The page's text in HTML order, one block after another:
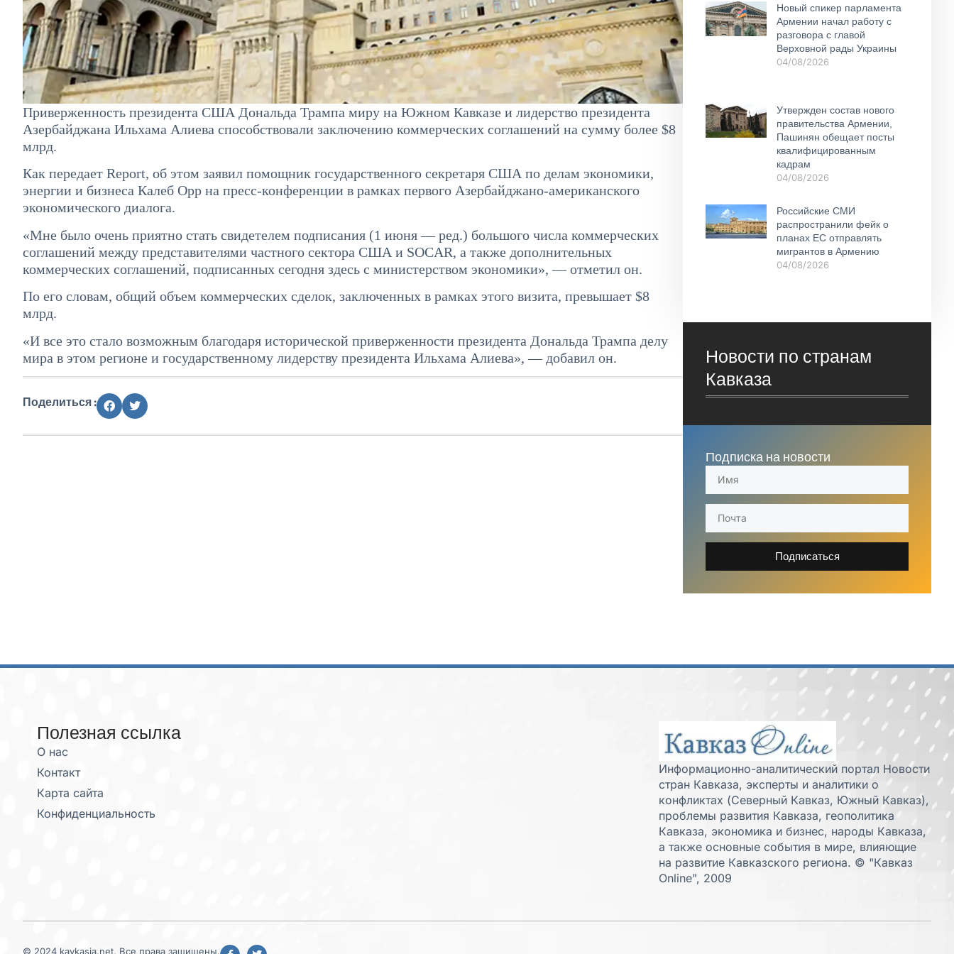
Приверженность президента США Дональда Трампа миру на Южном Кавказе и лидерство президента
Азербайджана Ильхама Алиева способствовали заключению коммерческих соглашений на сумму более $8
млрд.
Как передает Report, об этом заявил помощник государственного секретаря США по делам экономики,
энергии и бизнеса Калеб Орр на пресс-конференции в рамках первого Азербайджано-американского
экономического диалога.
«Мне было очень приятно стать свидетелем подписания (1 июня — ред.) большого числа коммерческих
соглашений между представителями частного сектора США и SOCAR, а также дополнительных
коммерческих соглашений, подписанных сегодня здесь с министерством экономики», — отметил он.
По его словам, общий объем коммерческих сделок, заключенных в рамках этого визита, превышает $8
млрд.
«И все это стало возможным благодаря исторической приверженности президента Дональда Трампа делу
мира в этом регионе и государственному лидерству президента Ильхама Алиева», — добавил он.
Поделиться :
Новый спикер парламента
Армении начал работу с
разговора с главой
Верховной рады Украины
04/08/2026
Утвержден состав нового
правительства Армении,
Пашинян обещает посты
квалифицированным
кадрам
04/08/2026
Российские СМИ
распространили фейк о
планах ЕС отправлять
мигрантов в Армению
04/08/2026
Новости по странам
Кавказа
Подписка на новости
Подписаться
Полезная ссылка
О нас
Контакт
Карта сайта
Конфиденциальность
Информационно-аналитический портал Новости
стран Кавказа, эксперты и аналитики о
конфликтах (Северный Кавказ, Южный Кавказ),
проблемы развития Кавказа, геополитика
Кавказа, экономика и бизнес, народы Кавказа,
а также основные события в мире, влияющие
на развитие Кавказского региона. © "Кавказ
Online", 2009
© 2024 kavkasia.net, Все права защищены.